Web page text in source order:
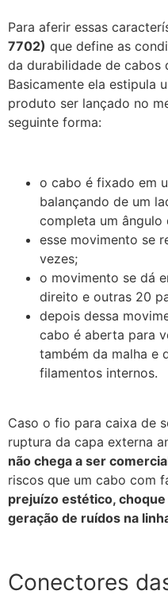
Para aferir essas
7702) que define as
da durabilidade de cabos
Basicamente ela estipula
produto ser lançado no
seguinte forma:
o cabo é fixado em
balançando de um
completa um ângulo
esse movimento se
vezes;
o movimento se dá
direito e outras 20
depois dessa
cabo é aberta para
também da malha e
filamentos internos.
Caso o fio para caixa de
ruptura da capa externa
não chega a ser
riscos que um cabo com
prejuízo estético,
geração de ruídos na
Conectores